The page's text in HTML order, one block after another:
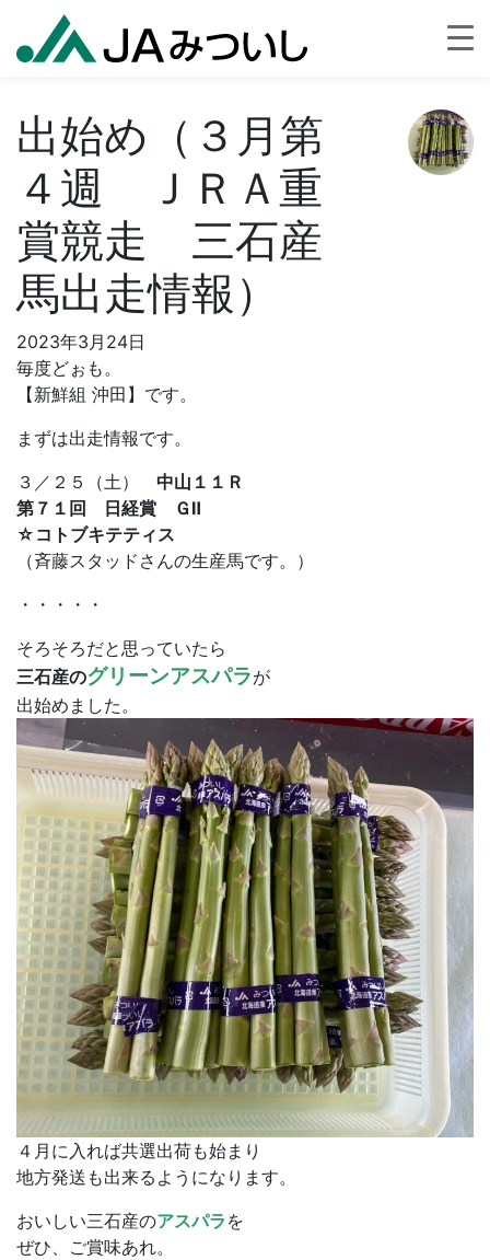
出始め（３月第
４週 ＪＲＡ重
賞競走 三石産
馬出走情報）
2023年3月24日
毎度どぉも。
【新鮮組 沖田】です。
まずは出走情報です。
３／２５（土） 中山１１Ｒ
第７１回 日経賞 ＧⅡ
☆コトブキテティス
（斉藤スタッドさんの生産馬です。）
・・・・・
そろそろだと思っていたら
三石産のグリーンアスパラが
出始めました。
４月に入れば共選出荷も始まり
地方発送も出来るようになります。
おいしい三石産のアスパラ を
ぜひ、ご賞味あれ。